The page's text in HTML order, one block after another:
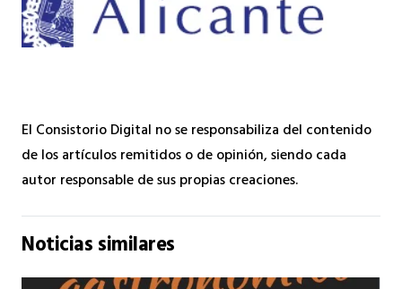
El Consistorio Digital no se responsabiliza del contenido
de los artículos remitidos o de opinión, siendo cada
autor responsable de sus propias creaciones.
Noticias similares